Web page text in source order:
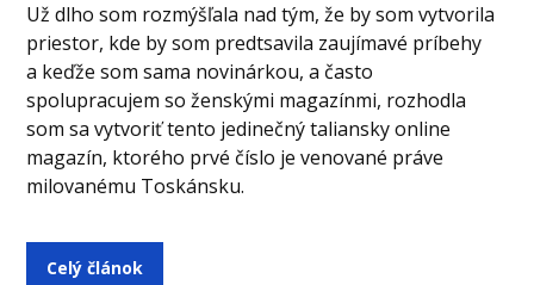
Už dlho som rozmýšľala nad tým, že by som vytvorila
priestor, kde by som predtsavila zaujímavé príbehy
a keďže som sama novinárkou, a často
spolupracujem so ženskými magazínmi, rozhodla
som sa vytvoriť tento jedinečný taliansky online
magazín, ktorého prvé číslo je venované práve
milovanému Toskánsku.
Celý článok